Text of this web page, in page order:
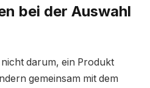
bei der Auswahl
darum, ein Produkt
gemeinsam mit dem